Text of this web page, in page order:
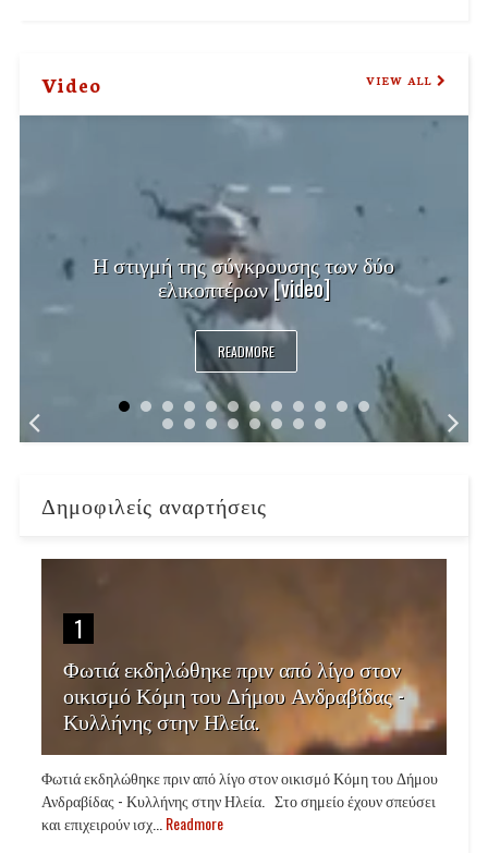
Video VIEW ALL
Η στιγμή της σύγκρουσης των δύο
ελικοπτέρων [video]
READMORE
Δημοφιλείς αναρτήσεις
1
Φωτιά εκδηλώθηκε πριν από λίγο στον
οικισμό Κόμη του Δήμου Ανδραβίδας -
Κυλλήνης στην Ηλεία.
Φωτιά εκδηλώθηκε πριν από λίγο στον οικισμό Κόμη του Δήμου
Ανδραβίδας - Κυλλήνης στην Ηλεία. Στο σημείο έχουν σπεύσει
και επιχειρούν ισχ... Readmore